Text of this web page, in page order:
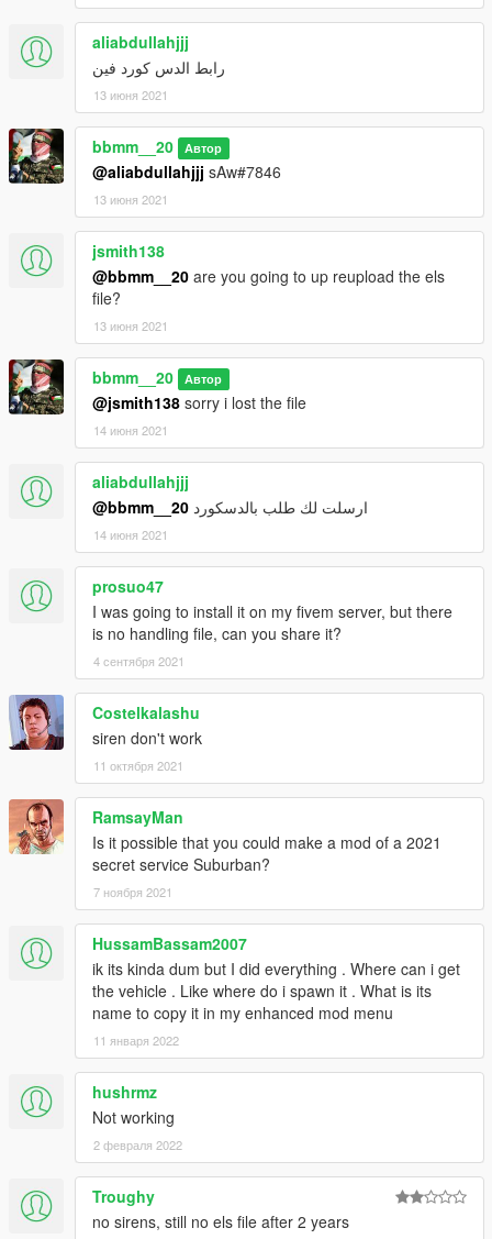
aliabdullahjjj
رابط الدس كورد فين
13 июня 2021
bbmm__20 Автор
@aliabdullahjjj sAw#7846
13 июня 2021
jsmith138
@bbmm__20 are you going to up reupload the els
file?
13 июня 2021
bbmm__20 Автор
@jsmith138 sorry i lost the file
14 июня 2021
aliabdullahjjj
@bbmm__20 ارسلت لك طلب بالدسكورد
14 июня 2021
prosuo47
I was going to install it on my fivem server, but there
is no handling file, can you share it?
4 сентября 2021
Costelkalashu
siren don't work
11 октября 2021
RamsayMan
Is it possible that you could make a mod of a 2021
secret service Suburban?
7 ноября 2021
HussamBassam2007
ik its kinda dum but I did everything . Where can i get
the vehicle . Like where do i spawn it . What is its
name to copy it in my enhanced mod menu
11 января 2022
hushrmz
Not working
2 февраля 2022
Troughy
no sirens, still no els file after 2 years